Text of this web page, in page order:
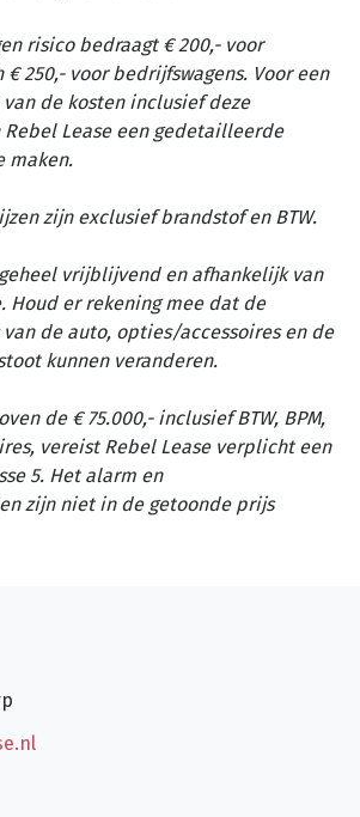
risico bedraagt € 200,- voor
€ 250,- voor bedrijfswagens. Voor een
de kosten inclusief deze
Lease een gedetailleerde
maken.
zijn exclusief brandstof en BTW.
vrijblijvend en afhankelijk van
er rekening mee dat de
de auto, opties/accessoires en de
kunnen veranderen.
de € 75.000,- inclusief BTW, BPM,
vereist Rebel Lease verplicht een
5. Het alarm en
zijn niet in de getoonde prijs